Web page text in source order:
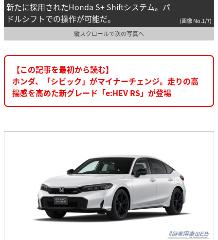
新たに採用されたHonda S+ Shiftシステム。パ
ドルシフトでの操作が可能だ。
(画像 No.1/7)
縦スクロールで次の写真へ
【この記事を最初から読む】
ホンダ、「シビック」がマイナーチェンジ。走りの高
揚感を高めた新グレード「e:HEV RS」が登場